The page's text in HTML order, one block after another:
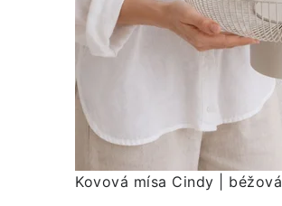
Kovová mísa Cindy | béžová